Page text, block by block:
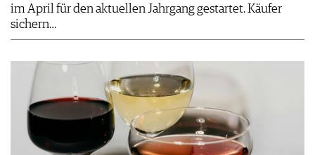
im April für den aktuellen Jahrgang gestartet. Käufer
sichern…